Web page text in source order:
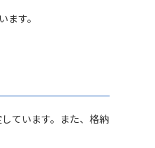
す。
ています。また、格納